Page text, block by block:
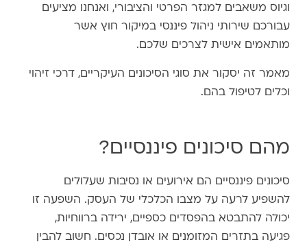
וגיוס משאבים למגזר הפרטי והציבורי, ואנחנו מציעים
עבורכם שירותי ניהול פיננסי במיקור חוץ אשר
מותאמים אישית לצרכים שלכם.
מאמר זה יסקור את סוגי הסיכונים העיקריים, דרכי זיהוי
וכלים לטיפול בהם.
מהם סיכונים פיננסיים?
סיכונים פיננסיים הם אירועים או נסיבות שעלולים
להשפיע לרעה על מצבו הכלכלי של העסק. השפעה זו
יכולה להתבטא בהפסדים כספיים, ירידה ברווחיות,
פגיעה בתזרים המזומנים או אובדן נכסים. חשוב להבין